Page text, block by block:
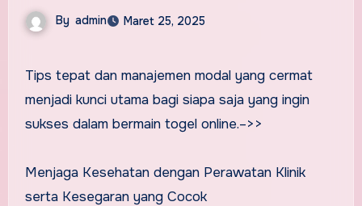
By admin Maret 25, 2025
Tips tepat dan manajemen modal yang cermat
menjadi kunci utama bagi siapa saja yang ingin
sukses dalam bermain togel online.–>>
Menjaga Kesehatan dengan Perawatan Klinik
serta Kesegaran yang Cocok